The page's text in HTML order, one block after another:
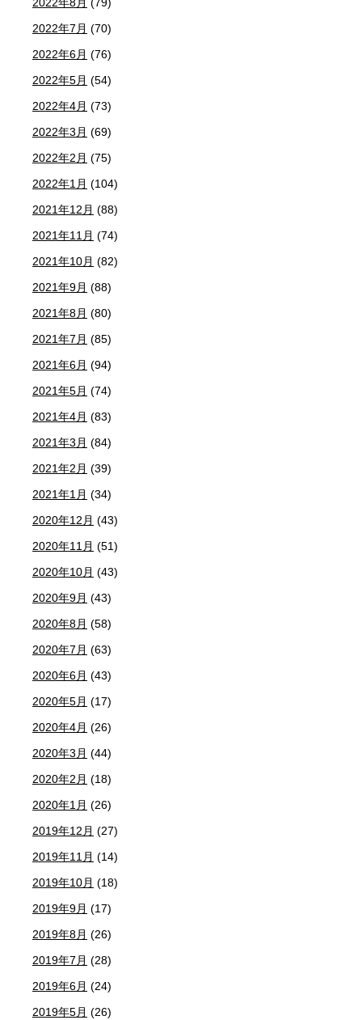
2022年7月 (70)
2022年6月 (76)
2022年5月 (54)
2022年4月 (73)
2022年3月 (69)
2022年2月 (75)
2022年1月 (104)
2021年12月 (88)
2021年11月 (74)
2021年10月 (82)
2021年9月 (88)
2021年8月 (80)
2021年7月 (85)
2021年6月 (94)
2021年5月 (74)
2021年4月 (83)
2021年3月 (84)
2021年2月 (39)
2021年1月 (34)
2020年12月 (43)
2020年11月 (51)
2020年10月 (43)
2020年9月 (43)
2020年8月 (58)
2020年7月 (63)
2020年6月 (43)
2020年5月 (17)
2020年4月 (26)
2020年3月 (44)
2020年2月 (18)
2020年1月 (26)
2019年12月 (27)
2019年11月 (14)
2019年10月 (18)
2019年9月 (17)
2019年8月 (26)
2019年7月 (28)
2019年6月 (24)
2019年5月 (26)